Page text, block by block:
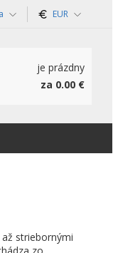
EUR
je prázdny
za 0.00 €
striebornými